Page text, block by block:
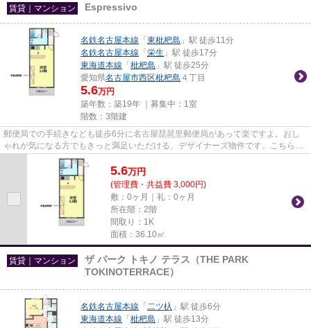
賃貸｜マンション Espressivo
名鉄名古屋本線 「 東枇杷島 」駅 徒歩11分
名鉄名古屋本線 「 栄生 」駅 徒歩17分
東海道本線 「 枇杷島 」駅 徒歩25分
愛知県名古屋市西区枇杷島 ４丁目
5.6万円
築年数：築19年 ｜募集中： 1室
階数：3階建
郵便局での手続きなども徒歩6分に名古屋琵琶里郵便局があって楽ですよ。おし
ゃれが気になる方でもきっと満足いただける、デザイナーズ物件です。こちらの
物件はマンションです。ぜひ一...
5.6万円
(管理費・共益費 3,000円)
敷：0ヶ月｜礼：0ヶ月
所在階：2階
間取り：1K
面積：36.10㎡
賃貸｜マンション
ザ パーク トキノ テラス（THE PARK
TOKINOTERRACE）
名鉄名古屋本線 「 二ツ杁 」駅 徒歩6分
東海道本線 「 枇杷島 」駅 徒歩13分